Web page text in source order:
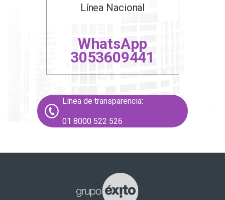
Línea Nacional
WhatsApp
3053609441
Línea de transparencia:
01 8000 522 526